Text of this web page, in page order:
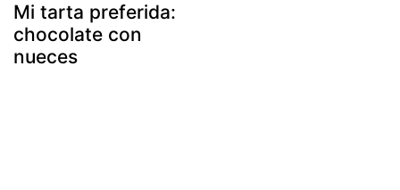
Mi tarta preferida:
chocolate con
nueces